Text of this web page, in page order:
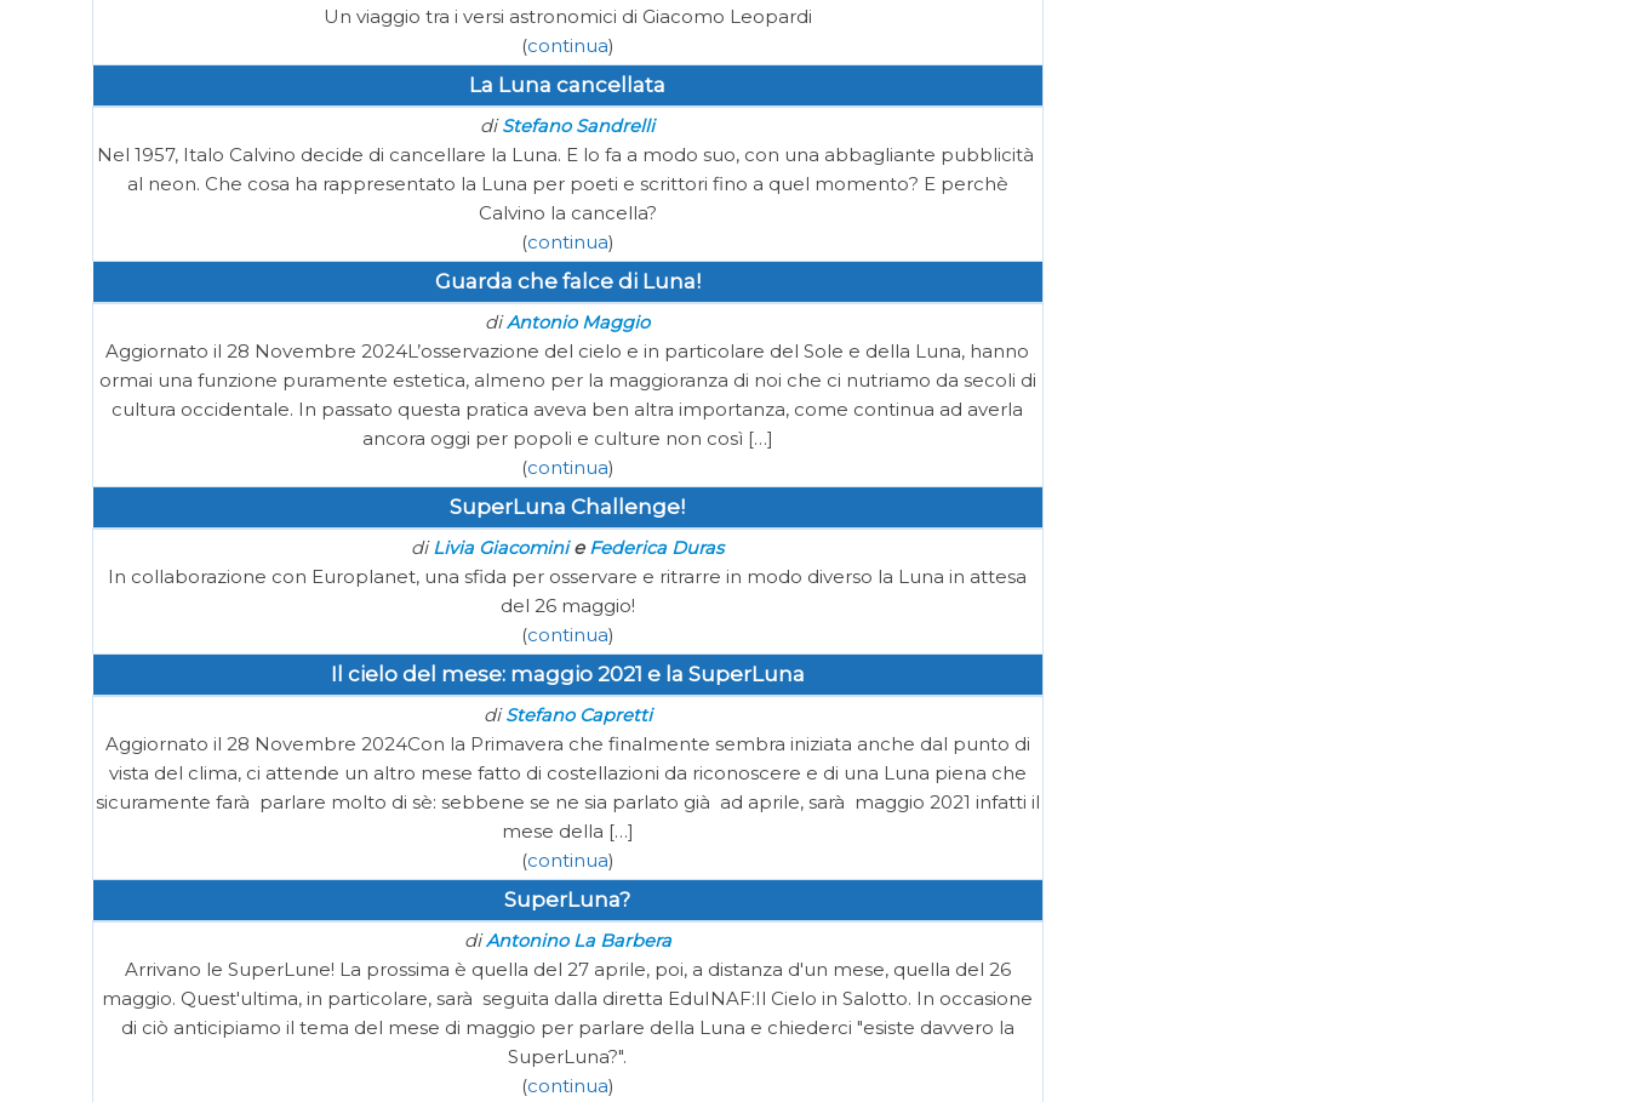
Un viaggio tra i versi astronomici di Giacomo Leopardi
(continua)
La Luna cancellata
diStefano Sandrelli
Nel 1957, Italo Calvino decide di cancellare la Luna. E lo fa a modo suo, con una abbagliante pubblicità
al neon. Che cosa ha rappresentato la Luna per poeti e scrittori fino a quel momento? E perchè
Calvino la cancella?
(continua)
Guarda che falce di Luna!
diAntonio Maggio
Aggiornato il 28 Novembre 2024L’osservazione del cielo e in particolare del Sole e della Luna, hanno
ormai una funzione puramente estetica, almeno per la maggioranza di noi che ci nutriamo da secoli di
cultura occidentale. In passato questa pratica aveva ben altra importanza, come continua ad averla
ancora oggi per popoli e culture non così […]
(continua)
SuperLuna Challenge!
diLivia Giacominie Federica Duras
In collaborazione con Europlanet, una sfida per osservare e ritrarre in modo diverso la Luna in attesa
del 26 maggio!
(continua)
Il cielo del mese: maggio 2021 e la SuperLuna
diStefano Capretti
Aggiornato il 28 Novembre 2024Con la Primavera che finalmente sembra iniziata anche dal punto di
vista del clima, ci attende un altro mese fatto di costellazioni da riconoscere e di una Luna piena che
sicuramente farà parlare molto di sè: sebbene se ne sia parlato già ad aprile, sarà maggio 2021 infatti il
mese della […]
(continua)
SuperLuna?
diAntonino La Barbera
Arrivano le SuperLune! La prossima è quella del 27 aprile, poi, a distanza d'un mese, quella del 26
maggio. Quest'ultima, in particolare, sarà seguita dalla diretta EduINAF:Il Cielo in Salotto. In occasione
di ciò anticipiamo il tema del mese di maggio per parlare della Luna e chiederci "esiste davvero la
SuperLuna?".
(continua)